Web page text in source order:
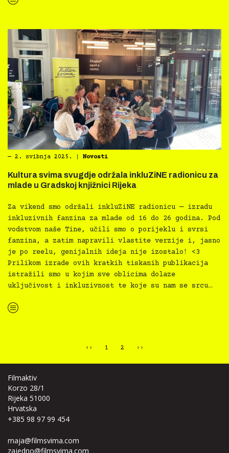
“Kultura svima — inkluzivna najava programa GKR za svibanj 2025.”
― 2. svibnja 2025. Novosti
Kultura svima svugdje održala inkluZiNE radionicu za
mlade u Gradskoj knjižnici Rijeka
Za vikend smo održali inkluZiNE radionicu — izradu
inkluzivnih fanzina za mlade od 16 do 26 godina. Pod
vodstvom naše Tine, učili smo o porijeklu i svrsi
fanzina, a zatim napravili vlastite verzije i, jasno
je po reelu, genijalnih ideja nije izostalo! <3
Prilikom izrade ovih kratkih tiskanih publikacija
istražili smo u kojim sve oblicima dolaze
uključivost i inkluzivnost te koje su nam se srcu…
“Kultura svima svugdje održala inkluZiNE radionicu za mlade u Gradskoj knjižnici Rijeka”
‹‹ 1 2 ››
Filmaktiv
Korzo 28/1
Rijeka 51000
Hrvatska
+385 98 97 99 454
maja@filmsvima.com
zajedno@filmsvima.com